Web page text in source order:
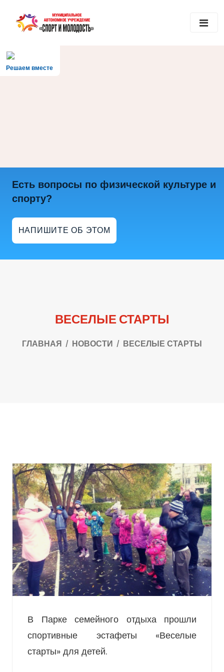
Решаем вместе
Есть вопросы по физической культуре и
спорту?
НАПИШИТЕ ОБ ЭТОМ
ВЕСЕЛЫЕ СТАРТЫ
ГЛАВНАЯ НОВОСТИ ВЕСЕЛЫЕ СТАРТЫ
В Парке семейного отдыха прошли
спортивные эстафеты «Веселые
старты» для детей.